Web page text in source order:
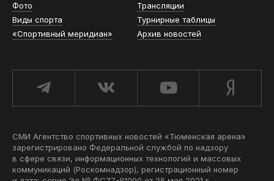
Фото
Трансляции
Виды спорта
Турнирные таблицы
«Спортивный меридиан»
Архив новостей
СМИ Агентство спортивных новостей «Тюменская арена»
зарегистрировано Федеральной службой по надзору
в сфере связи, информационных технологий и массовых
коммуникаций (Роскомнадзор), регистрационный номер